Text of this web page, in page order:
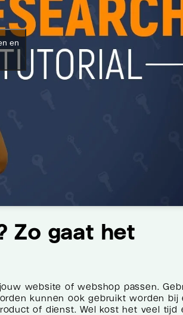
en
Zo gaat het
website of webshop passen.
kunnen ook gebruikt worden bij
of dienst. Wel kost het veel tijd